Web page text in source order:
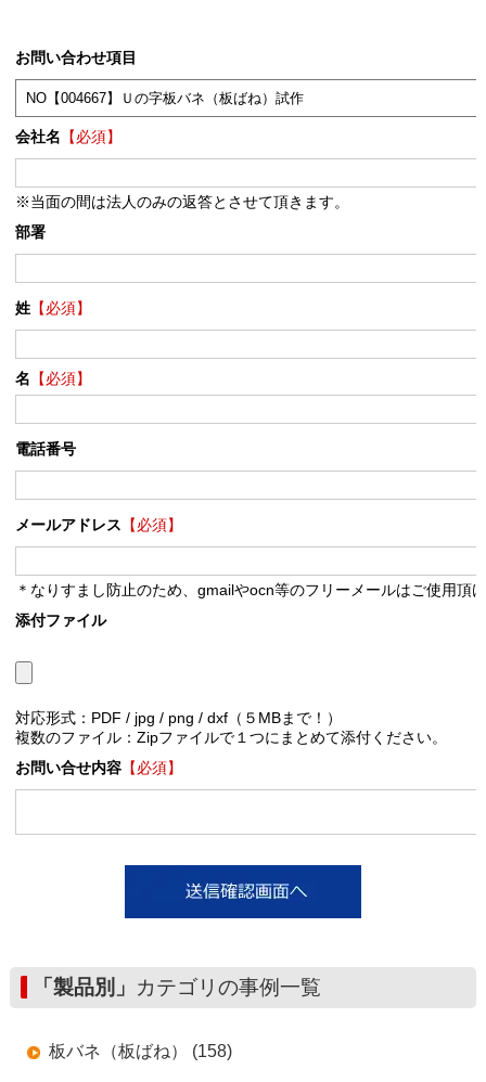
お問い合わせ項目
会社名 【必須】
※当面の間は法人のみの返答とさせて頂きます。
部署
姓【必須】
名 【必須】
電話番号
メールアドレス 【必須】
＊なりすまし防止のため、gmailやocn等のフリーメールはご使用頂
添付ファイル
対応形式：PDF / jpg / png / dxf（５MBまで！）
複数のファイル：Zipファイルで１つにまとめて添付ください。
お問い合せ内容【必須】
「製品別」 カテゴリの事例一覧
板バネ（板ばね） (158)